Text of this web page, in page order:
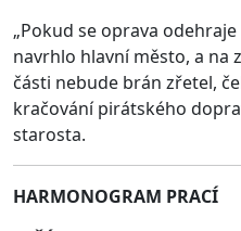
„Pokud se oprava
navrhlo hlavní město, a na
části nebude brán zřetel,
kračování pirátského
starosta.
HARMONOGRAM PRACÍ